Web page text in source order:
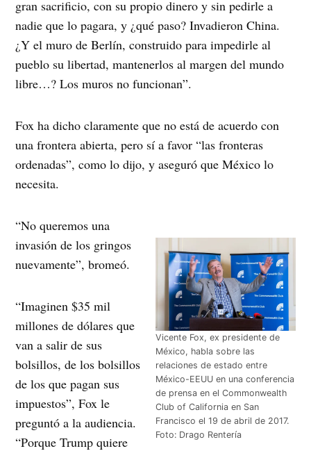
gran sacrificio, con su propio dinero y sin pedirle a
nadie que lo pagara, y ¿qué paso? Invadieron China.
¿Y el muro de Berlín, construido para impedirle al
pueblo su libertad, mantenerlos al margen del mundo
libre…? Los muros no funcionan”.
Fox ha dicho claramente que no está de acuerdo con
una frontera abierta, pero sí a favor “las fronteras
ordenadas”, como lo dijo, y aseguró que México lo
necesita.
Vicente Fox, ex presidente de
México, habla sobre las
relaciones de estado entre
México-EEUU en una conferencia
de prensa en el Commonwealth
Club of California en San
Francisco el 19 de abril de 2017.
Foto: Drago Rentería
“No queremos una
invasión de los gringos
nuevamente”, bromeó.
“Imaginen $35 mil
millones de dólares que
van a salir de sus
bolsillos, de los bolsillos
de los que pagan sus
impuestos”, Fox le
preguntó a la audiencia.
“Porque Trump quiere